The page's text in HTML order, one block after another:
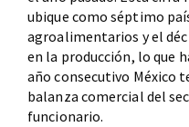
ubique como séptimo
agroalimentarios y el
en la producción, lo que
año consecutivo México
balanza comercial del
funcionario.